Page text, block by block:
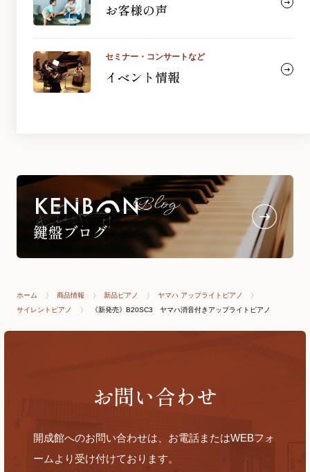
お客様の声
セミナー・コンサートなど
イベント情報
ホーム 商品情報 新品ピアノ
ヤマハ アップライトピアノ
サイレントピアノ
《新発売》B20SC3 ヤマハ消音付きアップライトピアノ
お問い合わせ
開成館へのお問い合わせは、お電話またはWEBフォ
ームより受け付けております。